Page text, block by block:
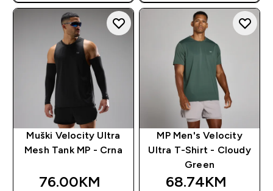
Muški Velocity Ultra
Mesh Tank MP - Crna
76.00KM‎
MP Men's Velocity
Ultra T-Shirt - Cloudy
Green
68.74KM‎